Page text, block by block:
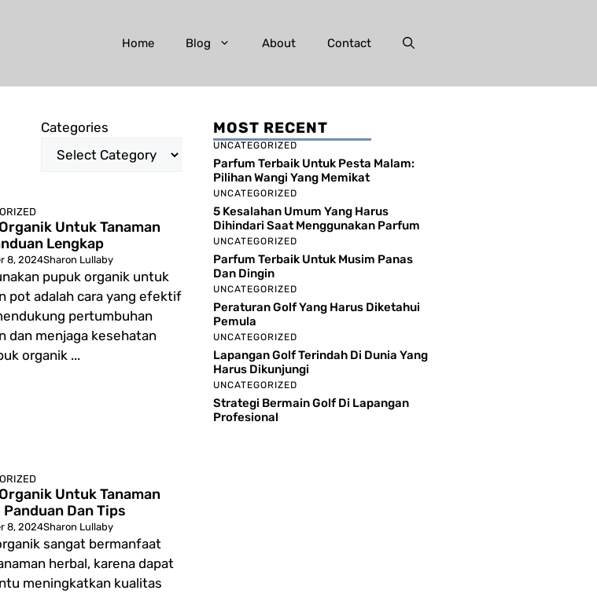
Home Blog About Contact
Categories
Untuk Tanaman
Lengkap
8, 2024Sharon Lullaby
pupuk organik untuk
pot adalah cara yang efektif
pertumbuhan
dan menjaga kesehatan
organik ...
Untuk Tanaman
Panduan Dan Tips
8, 2024Sharon Lullaby
sangat bermanfaat
herbal, karena dapat
meningkatkan kualitas
MOST RECENT
UNCATEGORIZED
Parfum Terbaik Untuk Pesta Malam:
Pilihan Wangi Yang Memikat
UNCATEGORIZED
5 Kesalahan Umum Yang Harus
Dihindari Saat Menggunakan Parfum
UNCATEGORIZED
Parfum Terbaik Untuk Musim Panas
Dan Dingin
UNCATEGORIZED
Peraturan Golf Yang Harus Diketahui
Pemula
UNCATEGORIZED
Lapangan Golf Terindah Di Dunia Yang
Harus Dikunjungi
UNCATEGORIZED
Strategi Bermain Golf Di Lapangan
Profesional